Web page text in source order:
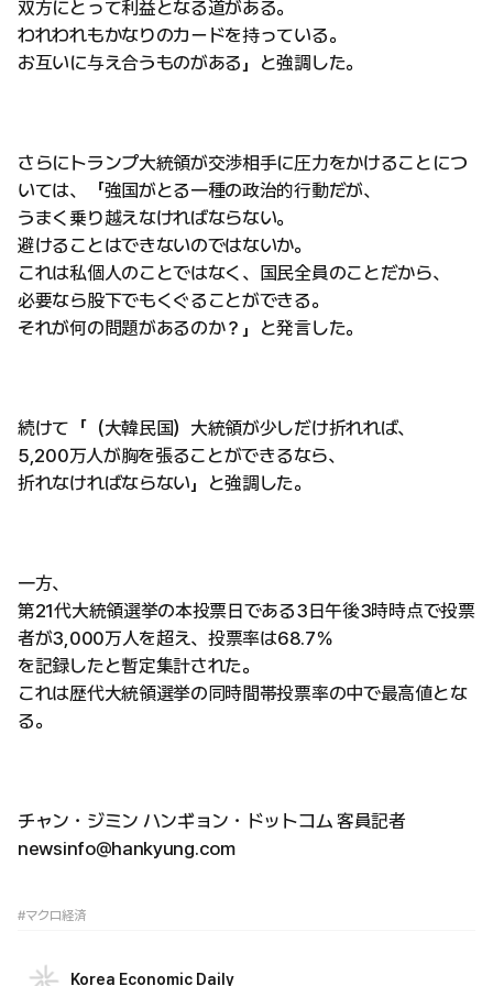
双方にとって利益となる道がある。
われわれもかなりのカードを持っている。
お互いに与え合うものがある」と強調した。
さらにトランプ大統領が交渉相手に圧力をかけることにつ
いては、「強国がとる一種の政治的行動だが、
うまく乗り越えなければならない。
避けることはできないのではないか。
これは私個人のことではなく、国民全員のことだから、
必要なら股下でもくぐることができる。
それが何の問題があるのか？」と発言した。
続けて「（大韓民国）大統領が少しだけ折れれば、
5,200万人が胸を張ることができるなら、
折れなければならない」と強調した。
一方、
第21代大統領選挙の本投票日である3日午後3時時点で投票
者が3,000万人を超え、投票率は68.7％
を記録したと暫定集計された。
これは歴代大統領選挙の同時間帯投票率の中で最高値とな
る。
チャン・ジミン ハンギョン・ドットコム 客員記者
newsinfo@hankyung.com
#マクロ経済
Korea Economic Daily